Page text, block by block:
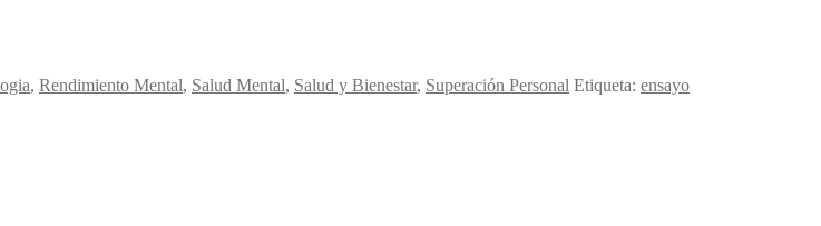
, Rendimiento Mental, Salud Mental, Salud y Bienestar, Superación Personal Etiqueta: ensayo